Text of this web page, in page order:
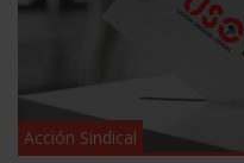
Acción Sindical